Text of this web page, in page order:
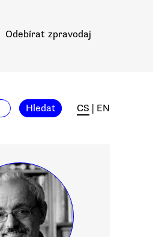
Odebírat zpravodaj
Hledat CS EN